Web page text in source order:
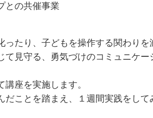
との共催事業
ったり、子どもを操作する関わりを
て見守る、勇気づけのコミュニケ
講座を実施します。
だことを踏まえ、１週間実践をし